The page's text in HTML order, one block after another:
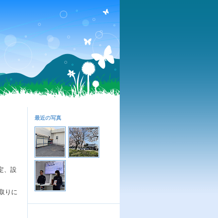
、設
りに
最近の写真